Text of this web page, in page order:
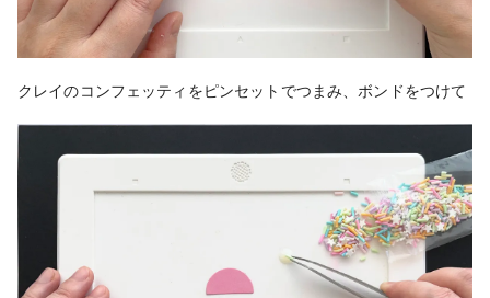
クレイのコンフェッティをピンセットでつまみ、ボンドをつけて